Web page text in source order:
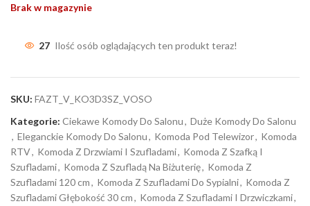
Brak w magazynie
27 Ilość osób oglądających ten produkt teraz!
SKU: FAZT_V_KO3D3SZ_VOSO
Kategorie: Ciekawe Komody Do Salonu, Duże Komody Do Salonu
, Eleganckie Komody Do Salonu, Komoda Pod Telewizor, Komoda
RTV, Komoda Z Drzwiami I Szufladami, Komoda Z Szafką I
Szufladami, Komoda Z Szufladą Na Biżuterię, Komoda Z
Szufladami 120 cm, Komoda Z Szufladami Do Sypialni, Komoda Z
Szufladami Głębokość 30 cm, Komoda Z Szufladami I Drzwiczkami,